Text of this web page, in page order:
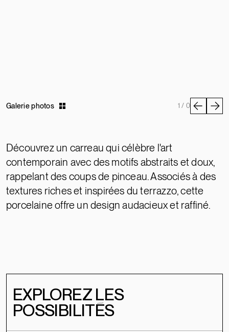
Galerie photos 1 / 0
Découvrez un carreau qui célèbre l'art
contemporain avec des motifs abstraits et doux,
rappelant des coups de pinceau. Associés à des
textures riches et inspirées du terrazzo, cette
porcelaine offre un design audacieux et raffiné.
EXPLOREZ LES
POSSIBILITÉS